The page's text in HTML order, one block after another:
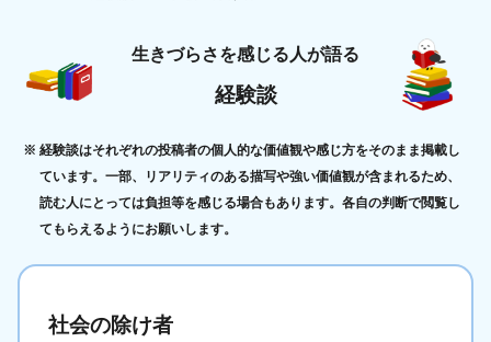
生きづらさを感じる人が語る
経験談
経験談はそれぞれの投稿者の個人的な価値観や感じ方をそのまま掲載し
ています。一部、リアリティのある描写や強い価値観が含まれるため、
読む人にとっては負担等を感じる場合もあります。各自の判断で閲覧し
てもらえるようにお願いします。
社会の除け者